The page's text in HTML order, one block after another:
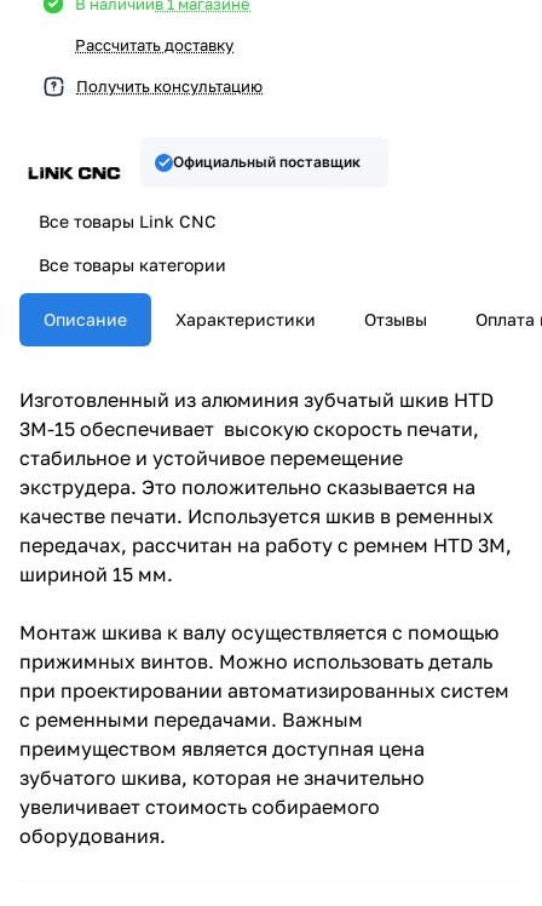
Рассчитать доставку
Получить консультацию
Официальный поставщик
Все товары Link CNC
Все товары категории
Описание Характеристики Отзывы Оплата
Изготовленный из алюминия зубчатый шкив HTD
3M-15 обеспечивает высокую скорость печати,
стабильное и устойчивое перемещение
экструдера. Это положительно сказывается на
качестве печати. Используется шкив в ременных
передачах, рассчитан на работу с ремнем HTD 3M,
шириной 15 мм.
Монтаж шкива к валу осуществляется с помощью
прижимных винтов. Можно использовать деталь
при проектировании автоматизированных систем
с ременными передачами. Важным
преимуществом является доступная цена
зубчатого шкива, которая не значительно
увеличивает стоимость собираемого
оборудования.